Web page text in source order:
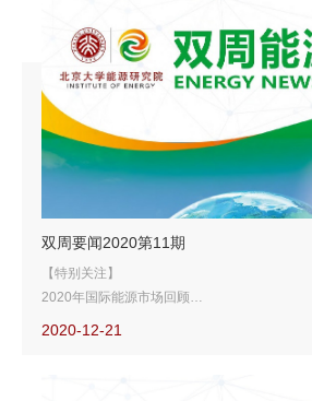
双周要闻2020第11期
【特别关注】
2020年国际能源市场回顾
史无前例的负油价、有史以来最大规模联合减
2020-12-21